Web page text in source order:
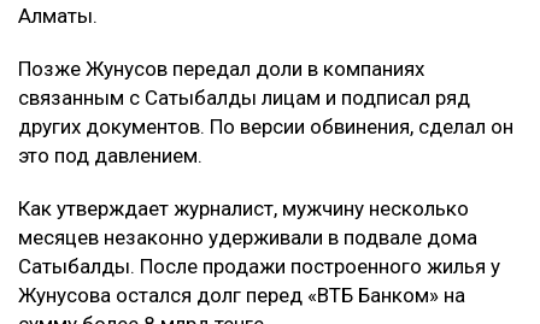
Алматы.
Позже Жунусов передал доли в компаниях
связанным с Сатыбалды лицам и подписал ряд
других документов. По версии обвинения, сделал он
это под давлением.
Как утверждает журналист, мужчину несколько
месяцев незаконно удерживали в подвале дома
Сатыбалды. После продажи построенного жилья у
Жунусова остался долг перед «ВТБ Банком» на